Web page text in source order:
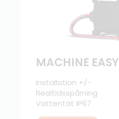
MACHINE EASY
Installation +/-
Realtidsspårning
Vattentät IP67